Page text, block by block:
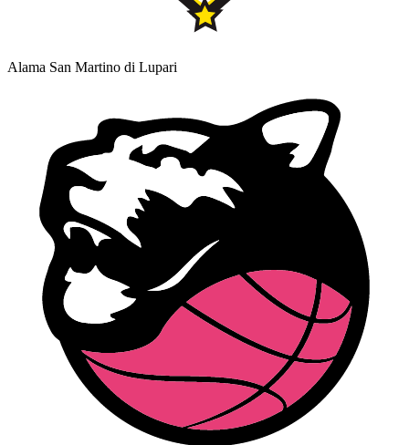
Alama San Martino di Lupari